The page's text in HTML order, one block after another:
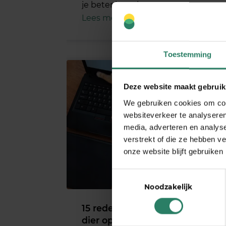
Toestemming
Deze website maakt
We gebruiken cookies om
websiteverkeer te
media, adverteren en
verstrekt of die ze hebben
onze website blijft gebruiken
Noodzakelijk
je beter kunt laten gaan.
Lees meer
15 redenen waarom een
dier op kantoor een goed